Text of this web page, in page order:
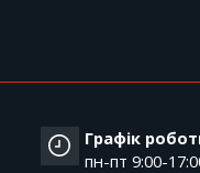
Графік
пн-пт 9:00-